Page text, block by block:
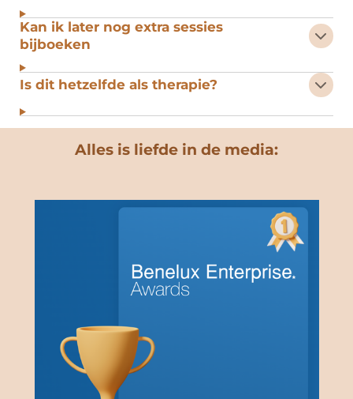
Kan ik later nog extra sessies
bijboeken
Is dit hetzelfde als therapie?
Alles is liefde in de media: